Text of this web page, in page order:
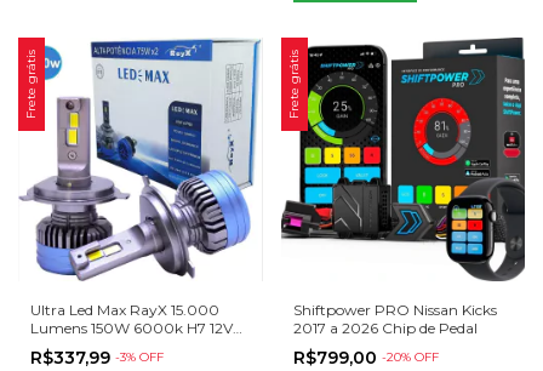
Frete grátis
Ultra Led Max RayX 15.000
Lumens 150W 6000k H7 12V
24V
R$337,99 -3% OFF
Frete grátis
Shiftpower PRO Nissan Kicks
2017 a 2026 Chip de Pedal
R$799,00 -20% OFF